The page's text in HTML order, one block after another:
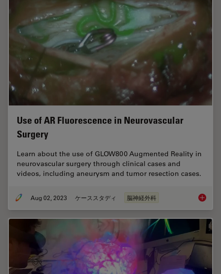
Use of AR Fluorescence in Neurovascular
Surgery
Learn about the use of GLOW800 Augmented Reality in
neurovascular surgery through clinical cases and
videos, including aneurysm and tumor resection cases.
Aug 02, 2023 ケーススタディ 脳神経外科 Use of